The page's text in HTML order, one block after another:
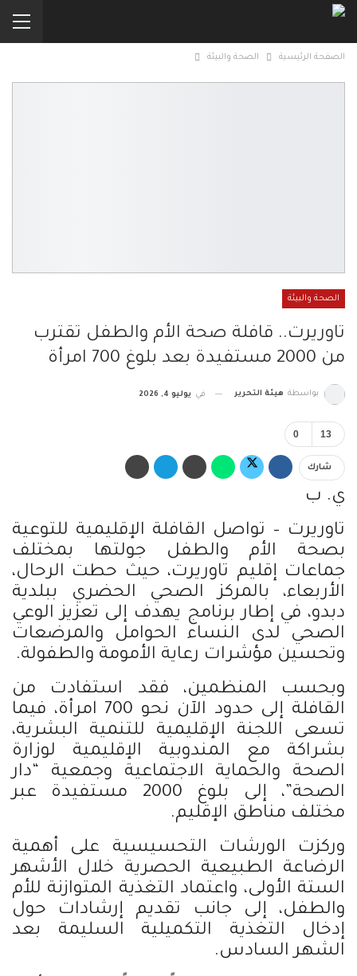
الصفحة الرئيسية الصحة والبيئة
الصحة والبيئة
تاوريرت.. قافلة صحة الأم والطفل تقترب
من 2000 مستفيدة بعد بلوغ 700 امرأة
بواسطة هيئة التحرير في يوليو 4, 2026
0 13
شارك
ي. ب
تاوريرت – تواصل القافلة الإقليمية للتوعية
بصحة الأم والطفل جولتها بمختلف
جماعات إقليم تاوريرت، حيث حطت الرحال،
الأربعاء، بالمركز الصحي الحضري ببلدية
دبدو، في إطار برنامج يهدف إلى تعزيز الوعي
الصحي لدى النساء الحوامل والمرضعات
وتحسين مؤشرات رعاية الأمومة والطفولة.
وبحسب المنظمين، فقد استفادت من
القافلة إلى حدود الآن نحو 700 امرأة، فيما
تسعى اللجنة الإقليمية للتنمية البشرية،
بشراكة مع المندوبية الإقليمية لوزارة
الصحة والحماية الاجتماعية وجمعية “دار
الصحة”، إلى بلوغ 2000 مستفيدة عبر
مختلف مناطق الإقليم.
وركزت الورشات التحسيسية على أهمية
الرضاعة الطبيعية الحصرية خلال الأشهر
الستة الأولى، واعتماد التغذية المتوازنة للأم
والطفل، إلى جانب تقديم إرشادات حول
إدخال التغذية التكميلية السليمة بعد
الشهر السادس.